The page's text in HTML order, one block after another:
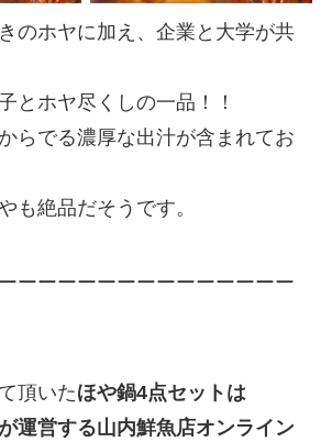
のホヤに加え、企業と大学が共
とホヤ尽くしの一品！！
らでる濃厚な出汁が含まれてお
も絶品だそうです。
ーーーーーーーーーーーーーー
頂いたほや鍋4点セットは
運営する山内鮮魚店オンライン